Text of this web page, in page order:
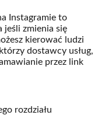
Instagramie to
jeśli zmienia się
kierować ludzi
dostawcy usług,
przez link
rozdziału